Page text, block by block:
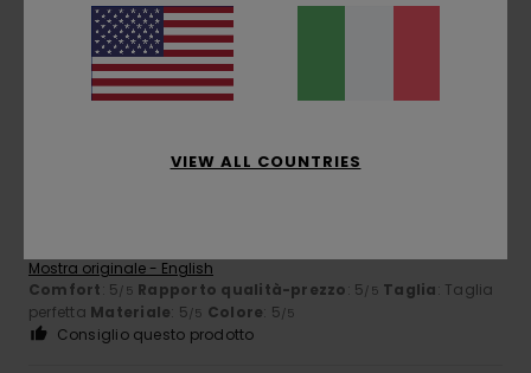
Materiale: 5/5 Colore
Consiglio questo prodotto
5 /5
Mostra originale - English
Comfort: 5 /5 Rapporto qualità-prezzo: 5 /5 Taglia: Taglia
perfetta Materiale: 5 /5 Colore: 5 /5
Consiglio questo prodotto
VIEW ALL COUNTRIES